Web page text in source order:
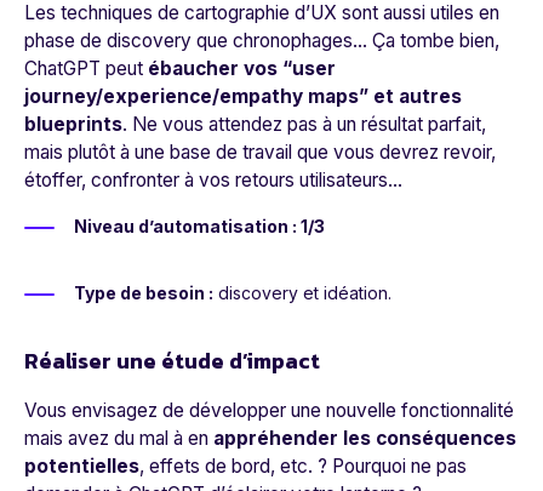
Les techniques de cartographie d’UX sont aussi utiles en
phase de discovery que chronophages… Ça tombe bien,
ChatGPT peut ébaucher vos “user
journey/experience/empathy maps” et autres
blueprints. Ne vous attendez pas à un résultat parfait,
mais plutôt à une base de travail que vous devrez revoir,
étoffer, confronter à vos retours utilisateurs…
Niveau d’automatisation : 1/3
Type de besoin : discovery et idéation.
Réaliser une étude d’impact
Vous envisagez de développer une nouvelle fonctionnalité
mais avez du mal à en appréhender les conséquences
potentielles, effets de bord, etc. ? Pourquoi ne pas